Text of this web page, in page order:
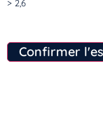
> 2,6
Confirmer